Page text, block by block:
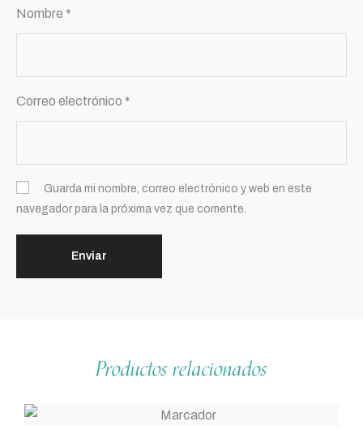
Nombre *
Correo electrónico *
Guarda mi nombre, correo electrónico y web en este
navegador para la próxima vez que comente.
Productos relacionados